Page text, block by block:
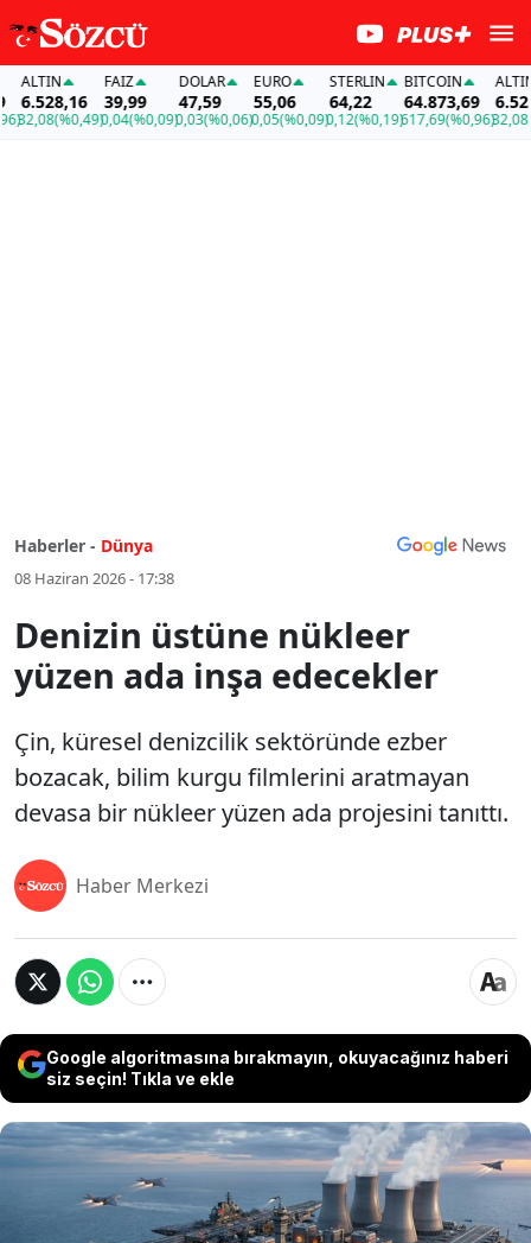
ALTIN
6.528,16
32,08(%0,49)
FAİZ
39,99
0,04(%0,09)
DOLAR
47,59
0,03(%0,06)
EURO
55,06
0,05(%0,09)
STERLIN
64,22
0,12(%0,19)
BITCOIN
64.873,69
617,69(%0,96)
ALTIN
32,08
Haberler - Dünya
08 Haziran 2026 - 17:38
Denizin üstüne nükleer
yüzen ada inşa edecekler
Çin, küresel denizcilik sektöründe ezber
bozacak, bilim kurgu filmlerini aratmayan
devasa bir nükleer yüzen ada projesini tanıttı.
Haber Merkezi
Google algoritmasına bırakmayın, okuyacağınız haberi
siz seçin! Tıkla ve ekle
Çin, küresel denizcilik sektöründe ezber